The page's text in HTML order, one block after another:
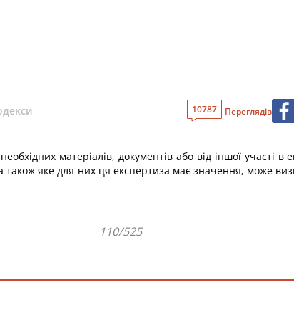
10787 Переглядів
матеріалів, документів або від іншої участі
також яке для них ця експертиза має значення, може
110/525